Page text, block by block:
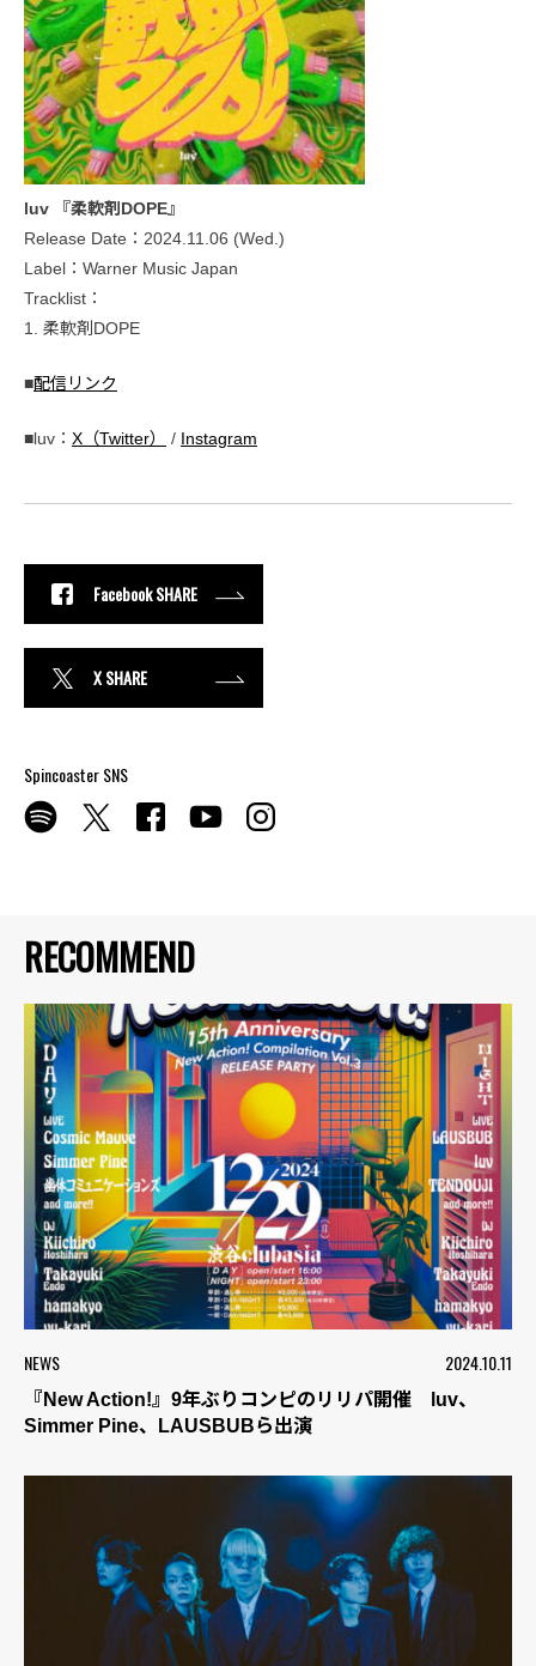
RECOMMEND
NEWS 2024.10.11
『New Action!』9年ぶりコンピのリリパ開催 luv、
Simmer Pine、LAUSBUBら出演
luv 『柔軟剤DOPE』
Release Date：2024.11.06 (Wed.)
Label：Warner Music Japan
Tracklist：
1. 柔軟剤DOPE
■配信リンク
■luv： X（Twitter） / Instagram
Facebook SHARE
X SHARE
Spincoaster SNS